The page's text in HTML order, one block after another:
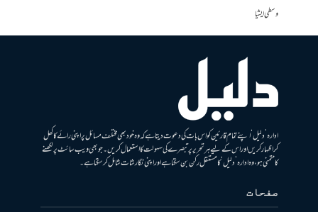
وسطی ایشیا
ادارہ ’دلیل‘ اپنے تمام قارئین کو اس بات کی دعوت دیتا ہے کہ وہ خود بھی مختلف مسائل پر اپنی رائے کا کھل
کر اظہار کریں اور اس کے لیے ہر تحریر پر تبصرے کی سہولت کا استعمال کریں۔ جو بھی ویب سائٹ پر لکھنے
کا متمنی ہو، وہ ادارہ ’دلیل‘ کا مستقل رکن بن سکتا ہے اور اپنی نگارشات شامل کرسکتا ہے۔
صفحات